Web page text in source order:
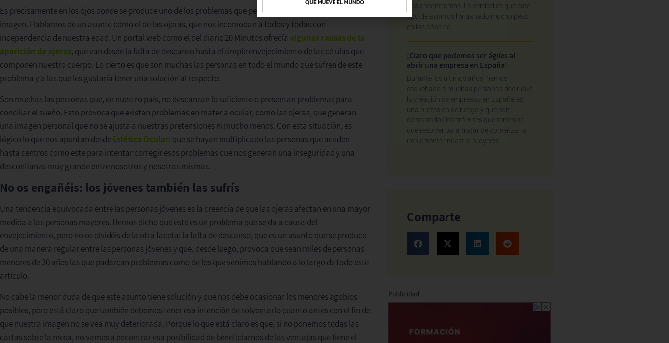
Es precisamente en los ojos donde se produce uno de los problemas que peor pueden alterar nuestra
imagen. Hablamos de un asunto como el de las ojeras, que nos incomodan a todos y todas con
independencia de nuestra edad. Un portal web como el del diario 20 Minutos ofrecía algunas causas de la
aparición de ojeras, que van desde la falta de descanso hasta el simple envejecimiento de las células que
componen nuestro cuerpo. Lo cierto es que son muchas las personas en todo el mundo que sufren de este
problema y a las que les gustaría tener una solución al respecto.
Son muchas las personas que, en nuestro país, no descansan lo suficiente o presentan problemas para
conciliar el sueño. Esto provoca que existan problemas en materia ocular, como las ojeras, que generan
una imagen personal que no se ajusta a nuestras pretensiones ni mucho menos. Con esta situación, es
lógico lo que nos apuntan desdeEstética Ocular: que se hayan multiplicado las personas que acuden
hasta centros como este para intentar corregir esos problemas que nos generan una inseguridad y una
desconfianza muy grande entre nosotros y nosotras mismas.
No os engañéis: los jóvenes también las sufrís
Una tendencia equivocada entre las personas jóvenes es la creencia de que las ojeras afectan en una mayor
medida a las personas mayores. Hemos dicho que este es un problema que se da a causa del
envejecimiento, pero no os olvidéis de la otra faceta: la falta de descanso, que es un asunto que se produce
de una manera regular entre las personas jóvenes y que, desde luego, provoca que sean miles de personas
menores de 30 años las que padezcan problemas como de los que venimos hablando a lo largo de todo este
artículo.
No cabe la menor duda de que este asunto tiene solución y que nos debe ocasionar los menores agobios
posibles, pero está claro que también debemos tener esa intención de solventarlo cuanto antes con el fin de
que nuestra imagen no se vea muy deteriorada. Porque lo que está claro es que, si no ponemos todas las
cartas sobre la mesa, no vamos a encontrar esa posibilidad de beneficiarnos de las ventajas que tiene el
nos encontramos. La verdad es que este
tipo de asuntos ha ganado mucho peso
en los años de
¡Claro que podemos ser ágiles al
abrir una empresa en España!
Durante los últimos años, hemos
escuchado a muchas personas decir que
la creación de empresas en España es
una profesión de riesgo y que son
demasiados los trámites que tenemos
que resolver para tratar de comenzar a
implementar nuestro proyecto.
Comparte